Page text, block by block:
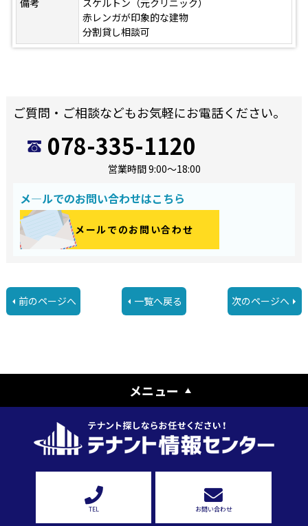
備考
スケルトン（元クリニック）
赤レンガが印象的な建物
分割貸し相談可
ご質問・ご相談などもお気軽にお電話ください。
078-335-1120
営業時間 9:00～18:00
メ―ルでのお問い合わせはこちら
メールでのお問い合わせ
前のページへ 次のページへ
一覧へ戻る
メニュー
TEL お問い合わせ